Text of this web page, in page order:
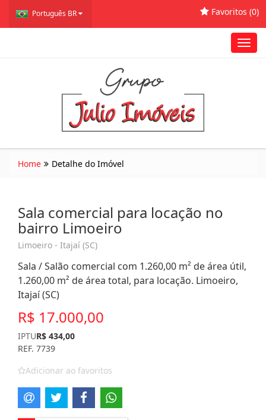
Português BR Favoritos (0)
Home Detalhe do Imóvel
Sala comercial para locação no
bairro Limoeiro
Limoeiro - Itajaí (SC)
Sala / Salão comercial com 1.260,00 m² de área útil,
1.260,00 m² de área total, para locação. Limoeiro,
Itajaí (SC)
R$ 17.000,00
IPTUR$ 434,00
REF. 7739
Adicionar ao favoritos